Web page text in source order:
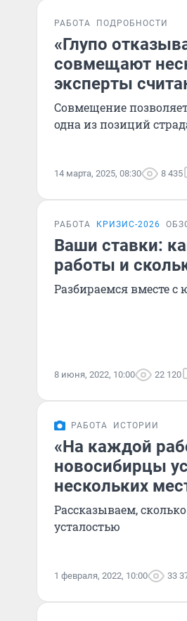
РАБОТА ПОДРОБНОСТИ
«Глупо
совмещают
эксперты
Совмещение
одна из позиций
14 марта, 2025, 08:30 8 435
РАБОТА КРИЗИС-2026
Ваши ставки:
работы и
Разбираемся вместе с
8 июня, 2022, 10:00 22 120
РАБОТА ИСТОРИИ
«На каждой
новосибирцы
нескольких
Рассказываем,
усталостью
1 февраля, 2022, 10:00 33